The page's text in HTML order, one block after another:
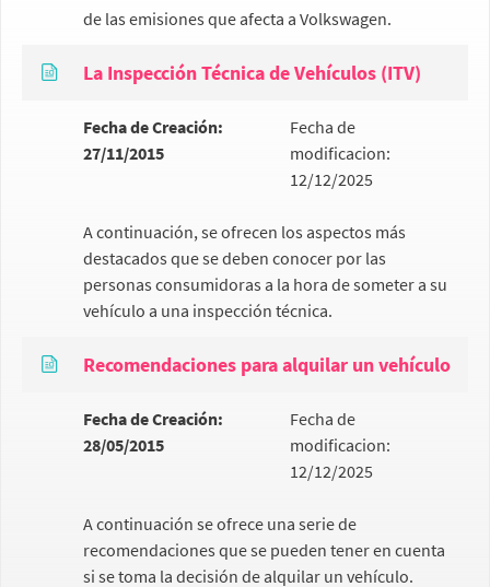
de las emisiones que afecta a Volkswagen.
La Inspección Técnica de Vehículos (ITV)
Fecha de Creación:
27/11/2015
Fecha de
modificacion:
12/12/2025
A continuación, se ofrecen los aspectos más
destacados que se deben conocer por las
personas consumidoras a la hora de someter a su
vehículo a una inspección técnica.
Recomendaciones para alquilar un vehículo
Fecha de Creación:
28/05/2015
Fecha de
modificacion:
12/12/2025
A continuación se ofrece una serie de
recomendaciones que se pueden tener en cuenta
si se toma la decisión de alquilar un vehículo.